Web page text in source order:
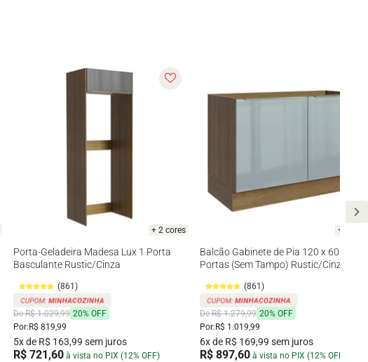
+ 2 cores
Porta-Geladeira Madesa Lux 1 Porta
Basculante Rustic/Cinza
(861)
De R$ 1.029,99 20% OFF
Por:R$ 819,99
5x de R$ 163,99 sem juros
R$ 721,60 à vista no PIX (12% OFF)
+ 2
Balcão Gabinete de Pia 120 x 60 cm 2
Portas (Sem Tampo) Rustic/Cinza Lux
(861)
De R$ 1.279,99 20% OFF
Por:R$ 1.019,99
6x de R$ 169,99 sem juros
R$ 897,60 à vista no PIX (12% OFF)